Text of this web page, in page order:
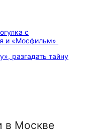
с
и «Мосфильм»
разгадать тайну
в Москве